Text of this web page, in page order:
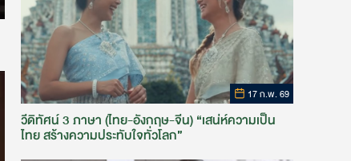
17 ก.พ. 69
วีดิทัศน์ 3 ภาษา (ไทย-อังกฤษ-จีน) “เสน่ห์ความเป็น
ไทย สร้างความประทับใจทั่วโลก”